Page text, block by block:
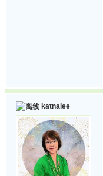
katnalee